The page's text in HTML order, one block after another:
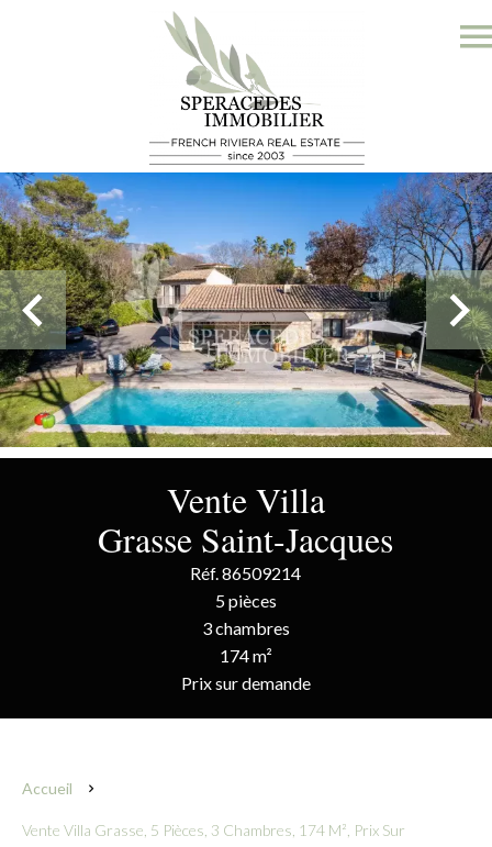
Vente Villa
Grasse Saint-Jacques
Réf. 86509214
5 pièces
3 chambres
174 m²
Prix sur demande
Accueil
Vente Villa Grasse, 5 Pièces, 3 Chambres, 174 M², Prix Sur